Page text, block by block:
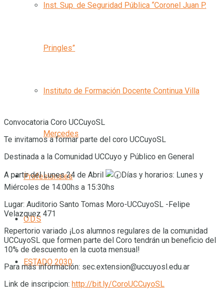
Inst. Sup. de Seguridad Pública “Coronel Juan P.
Pringles”
Instituto de Formación Docente Continua Villa
Mercedes
Profesionales
O.D.S
ESTADO 2030
Convocatoria Coro UCCuyoSL
Te invitamos a formar parte del coro UCCuyoSL
Destinada a la Comunidad UCCuyo y Público en General
A partir del Lunes 24 de Abril
Días y horarios: Lunes y
Miércoles de 14:00hs a 15:30hs
Lugar: Auditorio Santo Tomas Moro-UCCuyoSL -Felipe
Velazquez 471
Repertorio variado ¡Los alumnos regulares de la comunidad
UCCuyoSL que formen parte del Coro tendrán un beneficio del
10% de descuento en la cuota mensual!
Para más información: sec.extension@uccuyosl.edu.ar
Link de inscripcion: http://bit.ly/CoroUCCuyoSL